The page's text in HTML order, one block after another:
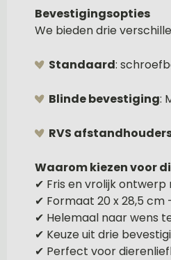
Bevestigingsopties
We bieden drie
Standaard:
Blinde bevestiging:
RVS
Waarom kiezen voor
✔ Fris en vrolijk
✔ Formaat 20 x 28,5 cm
✔ Helemaal naar wens
✔ Keuze uit drie
✔ Perfect voor